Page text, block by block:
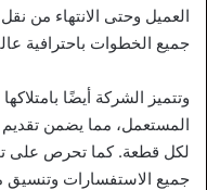
العميل وحتى الانتهاء من
جميع الخطوات باحترافية
وتتميز الشركة أيضًا
المستعمل، مما يضمن
لكل قطعة. كما تحرص على
جميع الاستفسارات وتنسيق